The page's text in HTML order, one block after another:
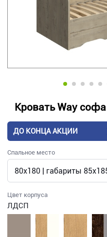
Кровать Way софа
ДО КОНЦА АКЦИИ
Спальное место
Цвет корпуса
ЛДСП